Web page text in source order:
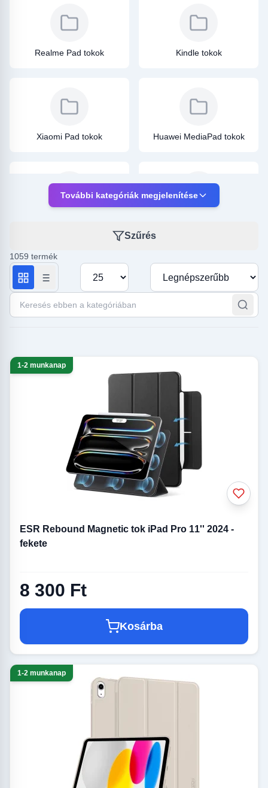
Realme Pad tokok Kindle tokok
Xiaomi Pad tokok Huawei MediaPad tokok
Samsung Galaxy tab
tokok
További kategóriák megjelenítése
Szűrés
1059 termék
Keresés ebben a kategóriában
Termékek száma oldalanként
Rendezés
1-2 munkanap
ESR Rebound Magnetic tok iPad Pro 11'' 2024 -
fekete
8 300 Ft
Kosárba
1-2 munkanap